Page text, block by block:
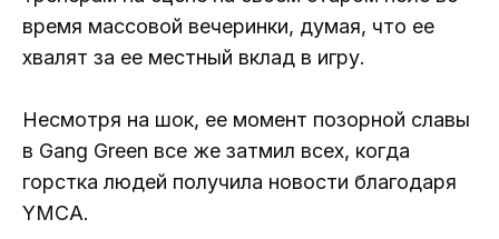
время массовой вечеринки, думая, что ее
хвалят за ее местный вклад в игру.
Несмотря на шок, ее момент позорной славы
в Gang Green все же затмил всех, когда
горстка людей получила новости благодаря
YMCA.